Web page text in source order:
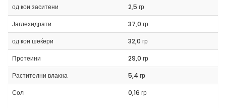
од кои заситени
2,5 гр
Јаглехидрати
37,0 гр
од кои шеќери
32,0 гр
Протеини
29,0 гр
Растителни влакна
5,4 гр
Сол
0,16 гр